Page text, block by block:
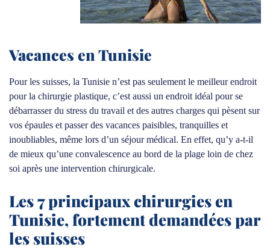
Vacances en Tunisie
Pour les suisses, la Tunisie n’est pas seulement le meilleur endroit
pour la chirurgie plastique, c’est aussi un endroit idéal pour se
débarrasser du stress du travail et des autres charges qui pèsent sur
vos épaules et passer des vacances paisibles, tranquilles et
inoubliables, même lors d’un séjour médical. En effet, qu’y a-t-il
de mieux qu’une convalescence au bord de la plage loin de chez
soi après une intervention chirurgicale.
Les 7 principaux chirurgies en
Tunisie, fortement demandées par
les suisses